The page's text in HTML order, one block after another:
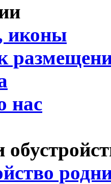
иконы
нас